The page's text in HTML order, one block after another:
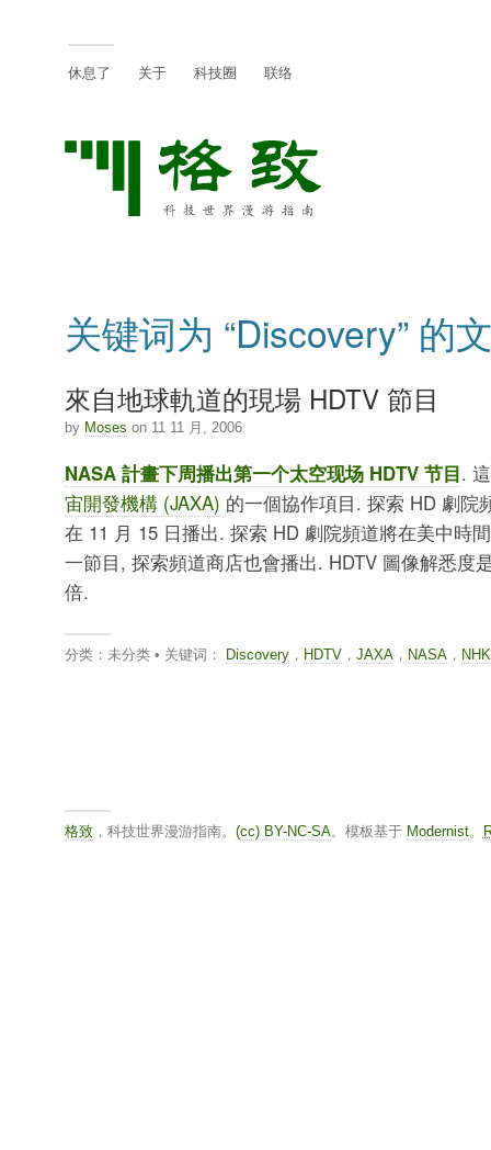
休息了 关于 科技圈 联络
关键词为 “Discovery” 的
來自地球軌道的現場 HDTV 節目
by Moses on 11 11 月, 2006
NASA 計畫下周播出第一个太空现场 HDTV 节目.
宙開發機構 (JAXA) 的一個協作項目. 探索 HD 劇院
在 11 月 15 日播出. 探索 HD 劇院頻道將在美中時
一節目, 探索頻道商店也會播出. HDTV 圖像解悉度
倍.
分类：未分类 • 关键词： Discovery， HDTV， JAXA， NASA， NHK
格致，科技世界漫游指南。 (cc) BY-NC-SA。模板基于 Modernist。